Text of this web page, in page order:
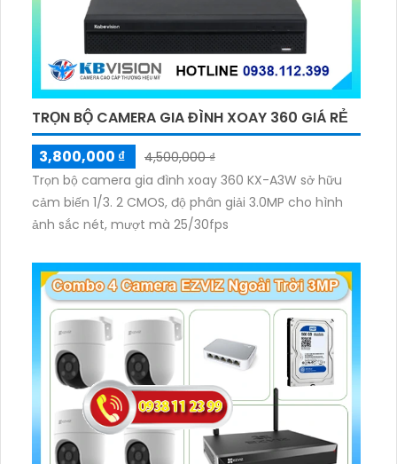
TRỌN BỘ CAMERA GIA ĐÌNH XOAY 360 GIÁ RẺ
3,800,000 ₫
4,500,000 ₫
Trọn bộ camera gia đình xoay 360 KX-A3W sở hữu
cảm biến 1/3. 2 CMOS, độ phân giải 3.0MP cho hình
ảnh sắc nét, mượt mà 25/30fps